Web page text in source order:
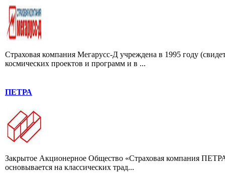
Страховая компания Мегарусс-Д учреждена в 1995 году
космических проектов и программ и в ...
ПЕТРА
Закрытое Акционерное Общество «Страховая компания
основывается на классических трад...